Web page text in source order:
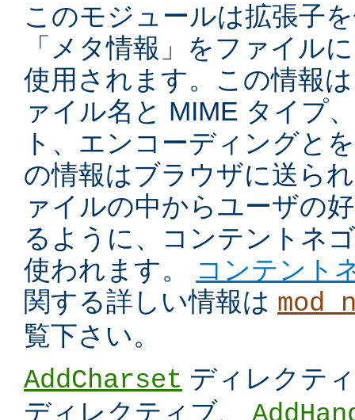
このモジュールは拡張子
「メタ情報」をファイル
使用されます。この情報
ァイル名と MIME タイプ
ト、エンコーディングと
の情報はブラウザに送ら
ァイルの中からユーザの
るように、コンテントネ
使われます。
コンテント
関する詳しい情報は
覧下さい。
AddCharset ディレクテ
ディレクティブ、